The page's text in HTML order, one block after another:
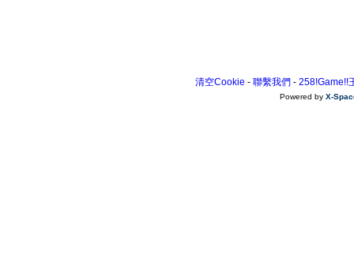
清空Cookie - 聯繫我們 - 258!Game!!
Powered by X-